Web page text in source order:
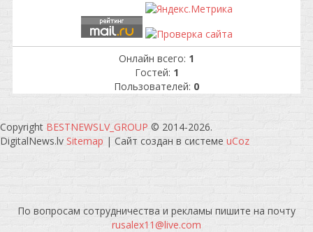
Онлайн всего: 1
Гостей: 1
Пользователей: 0
Copyright BESTNEWSLV_GROUP © 2014-2026.
DigitalNews.lv Sitemap | Сайт создан в системе uCoz
По вопросам сотрудничества и рекламы пишите на почту
rusalex11@live.com